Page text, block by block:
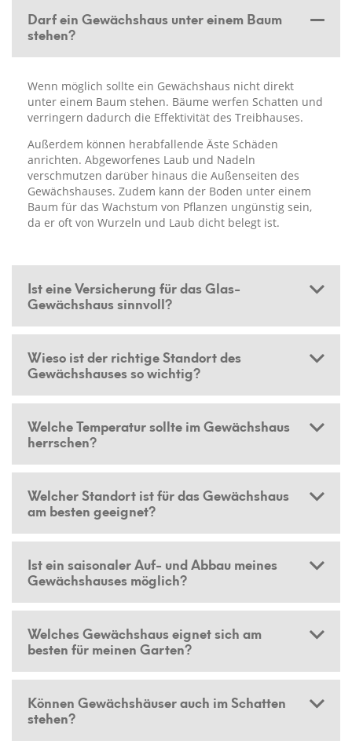
Darf ein Gewächshaus unter einem Baum
stehen?
Wenn möglich sollte ein Gewächshaus nicht direkt
unter einem Baum stehen. Bäume werfen Schatten und
verringern dadurch die Effektivität des Treibhauses.
Außerdem können herabfallende Äste Schäden
anrichten. Abgeworfenes Laub und Nadeln
verschmutzen darüber hinaus die Außenseiten des
Gewächshauses. Zudem kann der Boden unter einem
Baum für das Wachstum von Pflanzen ungünstig sein,
da er oft von Wurzeln und Laub dicht belegt ist.
Ist eine Versicherung für das Glas-
Gewächshaus sinnvoll?
Wieso ist der richtige Standort des
Gewächshauses so wichtig?
Welche Temperatur sollte im Gewächshaus
herrschen?
Welcher Standort ist für das Gewächshaus
am besten geeignet?
Ist ein saisonaler Auf- und Abbau meines
Gewächshauses möglich?
Welches Gewächshaus eignet sich am
besten für meinen Garten?
Können Gewächshäuser auch im Schatten
stehen?